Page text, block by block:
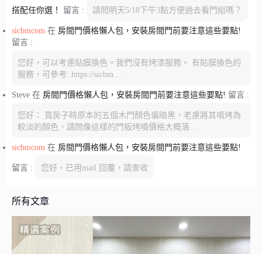
搭配任你選！ 留言 : 請問明天5/18下午3點方便過去看門組嗎？
sicbmcom 在 房間門價格懶人包，安裝房間門前要注意這些要點!
留言 :
您好，可以考慮貼膜換色。我們沒有烤漆服務。 有貼膜換色的
服務，可參考: https://sicbm…
Steve 在 房間門價格懶人包，安裝房間門前要注意這些要點! 留言 :
您好： 買房子時原本的五個木門顏色偏暗黑，老慮將其噴烤為
較淡的顏色，請問像這樣的門板烤噴價格大概落…
sicbmcom 在 房間門價格懶人包，安裝房間門前要注意這些要點!
留言 : 您好，已用mail 回覆，請查收
所有文章